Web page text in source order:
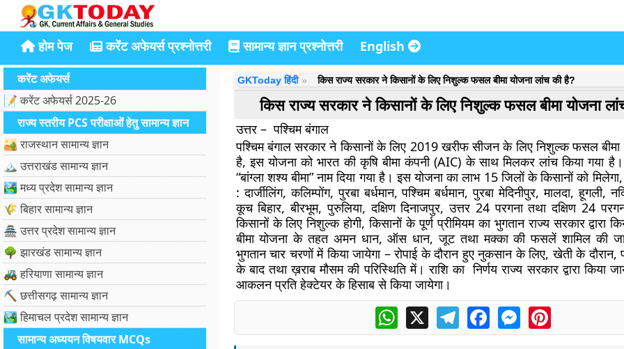
होम पेज करेंट अफेयर्स प्रश्नोत्तरी सामान्य ज्ञान प्रश्नोत्तरी English
करेंट अफेयर्स
📝 करेंट अफेयर्स 2025-26
राज्य स्तरीय PCS परीक्षाओं हेतु सामान्य ज्ञान
🏜️ राजस्थान सामान्य ज्ञान
🏔️ उत्तराखंड सामान्य ज्ञान
🏞️ मध्य प्रदेश सामान्य ज्ञान
🌾 बिहार सामान्य ज्ञान
🏯 उत्तर प्रदेश सामान्य ज्ञान
🌳 झारखंड सामान्य ज्ञान
🚜 हरियाणा सामान्य ज्ञान
⛏️ छत्तीसगढ़ सामान्य ज्ञान
🏞️ हिमाचल प्रदेश सामान्य ज्ञान
सामान्य अध्ययन विषयवार MCQs
GKToday हिंदी किस राज्य सरकार ने किसानों के लिए निशुल्क फसल बीमा योजना लांच की है?
किस राज्य सरकार ने किसानों के लिए निशुल्क फसल बीमा योजना
उत्तर – पश्चिम बंगाल
पश्चिम बंगाल सरकार ने किसानों के लिए 2019 खरीफ सीजन के लिए निशुल्क फसल बीमा
है, इस योजना को भारत की कृषि बीमा कंपनी (AIC) के साथ मिलकर लांच किया गया
“बांग्ला शश्य बीमा” नाम दिया गया है। इस योजना का लाभ 15 जिलों के किसानों को
: दार्जीलिंग, कलिम्पोंग, पुरबा बर्धमान, पश्चिम बर्धमान, पुरबा मेदिनीपुर, मालदा, हूगली,
कूच बिहार, बीरभूम, पुरुलिया, दक्षिण दिनाजपुर, उत्तर 24 परगना तथा दक्षिण 24
किसानों के लिए निशुल्क होगी, किसानों के पूर्ण प्रीमियम का भुगतान राज्य सरकार द्वारा
बीमा योजना के तहत अमन धान, ऑस धान, जूट तथा मक्का की फसलें शामिल की
भुगतान चार चरणों में किया जायेगा – रोपाई के दौरान हुए नुकसान के लिए, खेती के
के बाद तथा ख़राब मौसम की परिस्थिति में। राशि का निर्णय राज्य सरकार द्वारा किया
आकलन प्रति हेक्टेयर के हिसाब से किया जायेगा।
WhatsApp
X TelegramFacebookMessengerPinterest